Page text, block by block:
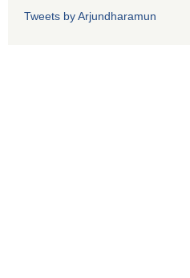
Tweets by Arjundharamun